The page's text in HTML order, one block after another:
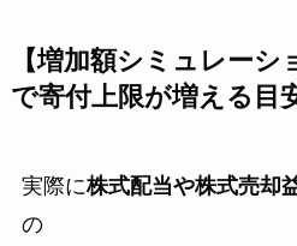
【増加額シミュレーシ
で寄付上限が増える目
実際に株式配当や株式売却
の